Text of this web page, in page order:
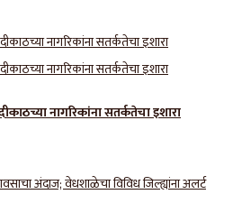
नागरिकांना सतर्कतेचा इशारा